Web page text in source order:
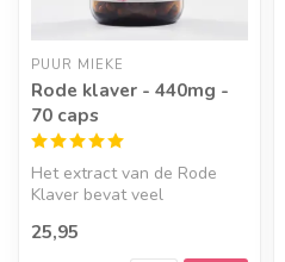
PUUR MIEKE
Rode klaver - 440mg -
70 caps
Het extract van de Rode
Klaver bevat veel
vitamines zoal...
25,95